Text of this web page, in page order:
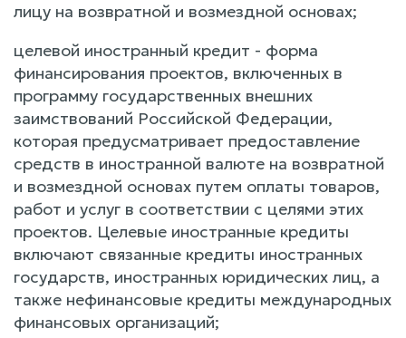
лицу на возвратной и возмездной основах;
целевой иностранный кредит - форма
финансирования проектов, включенных в
программу государственных внешних
заимствований Российской Федерации,
которая предусматривает предоставление
средств в иностранной валюте на возвратной
и возмездной основах путем оплаты товаров,
работ и услуг в соответствии с целями этих
проектов. Целевые иностранные кредиты
включают связанные кредиты иностранных
государств, иностранных юридических лиц, а
также нефинансовые кредиты международных
финансовых организаций;